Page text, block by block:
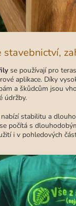
stavebnictví,
se používají pro
aplikace. Díky
a škůdcům jsou
údržby.
stabilitu a
počítá s
i v pohledových